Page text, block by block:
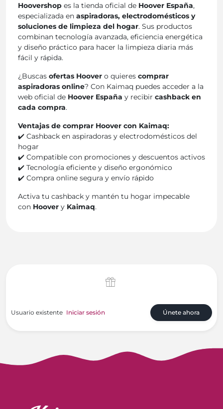
Hoovershop es la tienda oficial de Hoover España,
especializada en aspiradoras, electrodomésticos y
soluciones de limpieza del hogar. Sus productos
combinan tecnología avanzada, eficiencia energética
y diseño práctico para hacer la limpieza diaria más
fácil y rápida.
¿Buscas ofertas Hoover o quieres comprar
aspiradoras online? Con Kaimaq puedes acceder a la
web oficial de Hoover España y recibir cashback en
cada compra.
Ventajas de comprar Hoover con Kaimaq:
✔️ Cashback en aspiradoras y electrodomésticos del
hogar
✔️ Compatible con promociones y descuentos activos
✔️ Tecnología eficiente y diseño ergonómico
✔️ Compra online segura y envío rápido
Activa tu cashback y mantén tu hogar impecable
con Hoover y Kaimaq.
Únete ahora
Usuario existente Iniciar sesión